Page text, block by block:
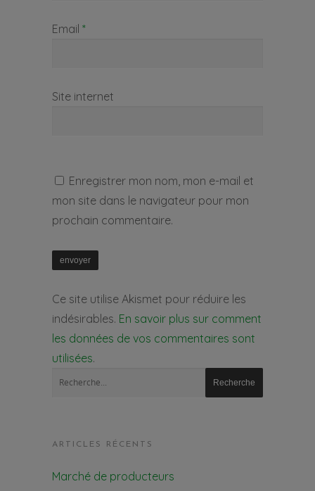
Email *
Site internet
Enregistrer mon nom, mon e-mail et
mon site dans le navigateur pour mon
prochain commentaire.
Ce site utilise Akismet pour réduire les
indésirables. En savoir plus sur comment
les données de vos commentaires sont
utilisées.
ARTICLES RÉCENTS
Marché de producteurs